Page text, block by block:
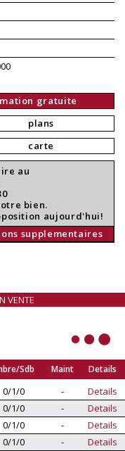
gratuite
plans
carte
au
bien.
aujourd'hui!
supplementaires
VENTE
Sdb Maint Details
0/1/0 -
Details
0/1/0 -
Details
0/1/0 -
Details
0/1/0 - Details